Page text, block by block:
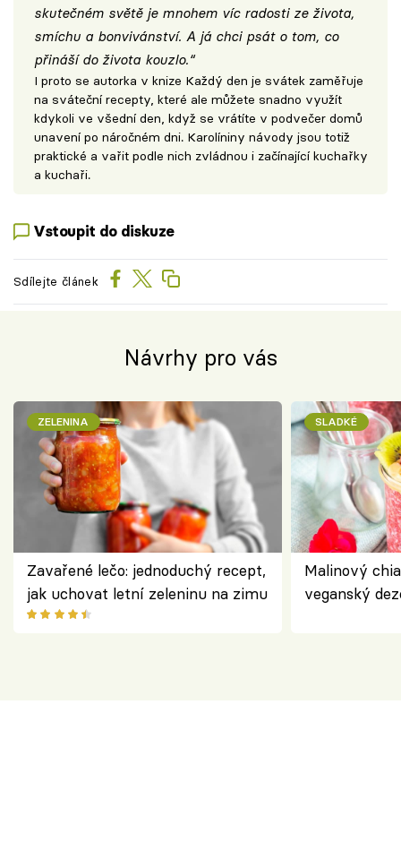
skutečném světě je mnohem víc radosti ze života,
smíchu a bonvivánství. A já chci psát o tom, co
přináší do života kouzlo.“
I proto se autorka v knize Každý den je svátek zaměřuje
na sváteční recepty, které ale můžete snadno využít
kdykoli ve všední den, když se vrátíte v podvečer domů
unavení po náročném dni. Karolíniny návody jsou totiž
praktické a vařit podle nich zvládnou i začínající kuchařky
a kuchaři.
Vstoupit do diskuze
Sdílejte článek
Návrhy pro vás
ZELENINA
Zavařené lečo: jednoduchý recept,
jak uchovat letní zeleninu na zimu
SLADKÉ
Malinový
veganský